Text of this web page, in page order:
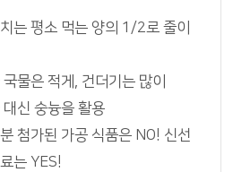
는 평소 먹는 양의 1/2로 줄이
물은 적게, 건더기는 많이
대신 숭늉을 활용
첨가된 가공 식품은 NO! 신선
는 YES!